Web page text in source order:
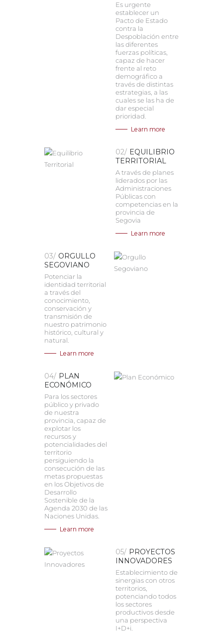
Es urgente
establecer un
Pacto de Estado
contra la
Despoblación entre
las diferentes
fuerzas políticas,
capaz de hacer
frente al reto
demográfico a
través de distintas
estrategias, a las
cuales se las ha de
dar especial
prioridad.
Learn more
02/ EQUILIBRIO
TERRITORIAL
A través de planes
liderados por las
Administraciones
Públicas con
competencias en la
provincia de
Segovia
Learn more
03/ ORGULLO
SEGOVIANO
Potenciar la
identidad territorial
a través del
conocimiento,
conservación y
transmisión de
nuestro patrimonio
histórico, cultural y
natural.
Learn more
04/ PLAN
ECONÓMICO
Para los sectores
público y privado
de nuestra
provincia, capaz de
explotar los
recursos y
potencialidades del
territorio
persiguiendo la
consecución de las
metas propuestas
en los Objetivos de
Desarrollo
Sostenible de la
Agenda 2030 de las
Naciones Unidas.
Learn more
05/ PROYECTOS
INNOVADORES
Establecimiento de
sinergias con otros
territorios,
potenciando todos
los sectores
productivos desde
una perspectiva
I+D+i.